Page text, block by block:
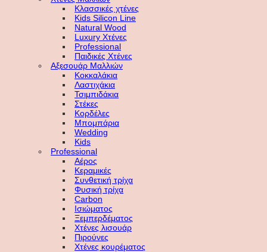
Κλασσικές χτένες
Kids Silicon Line
Natural Wood
Luxury Χτένες
Professional
Παιδικές Χτένες
Αξεσουάρ Μαλλιών
Κοκκαλάκια
Λαστιχάκια
Τσιμπιδάκια
Στέκες
Κορδέλες
Μπομπάρια
Wedding
Kids
Professional
Αέρος
Κεραμικές
Συνθετική τρίχα
Φυσική τρίχα
Carbon
Ισιώματος
Ξεμπερδέματος
Χτένες λισουάρ
Πιρούνες
Χτένες κουρέματος